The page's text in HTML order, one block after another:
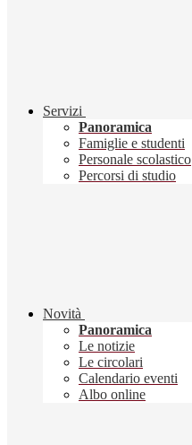
Servizi
Panoramica
Famiglie e studenti
Personale scolastico
Percorsi di studio
Novità
Panoramica
Le notizie
Le circolari
Calendario eventi
Albo online